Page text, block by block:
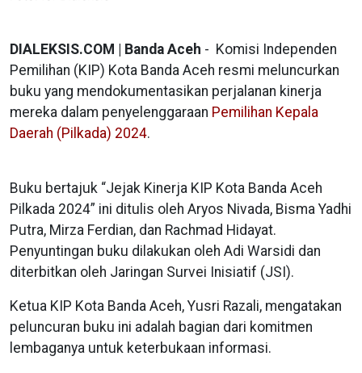
DIALEKSIS.COM | Banda Aceh - Komisi Independen
Pemilihan (KIP) Kota Banda Aceh resmi meluncurkan
buku yang mendokumentasikan perjalanan kinerja
mereka dalam penyelenggaraan Pemilihan Kepala
Daerah (Pilkada) 2024.
Buku bertajuk “Jejak Kinerja KIP Kota Banda Aceh
Pilkada 2024” ini ditulis oleh Aryos Nivada, Bisma Yadhi
Putra, Mirza Ferdian, dan Rachmad Hidayat.
Penyuntingan buku dilakukan oleh Adi Warsidi dan
diterbitkan oleh Jaringan Survei Inisiatif (JSI).
Ketua KIP Kota Banda Aceh, Yusri Razali, mengatakan
peluncuran buku ini adalah bagian dari komitmen
lembaganya untuk keterbukaan informasi.